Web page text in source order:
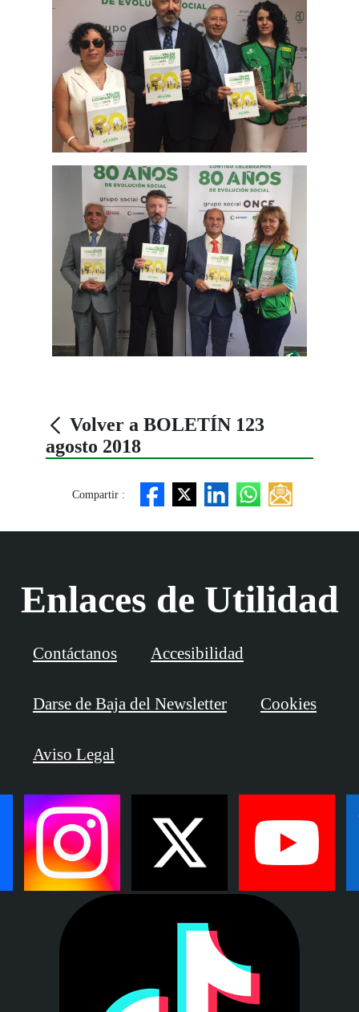
Volver a BOLETÍN 123
agosto 2018
Compartir :
Enlaces de Utilidad
Contáctanos Accesibilidad
Darse de Baja del Newsletter Cookies
Aviso Legal